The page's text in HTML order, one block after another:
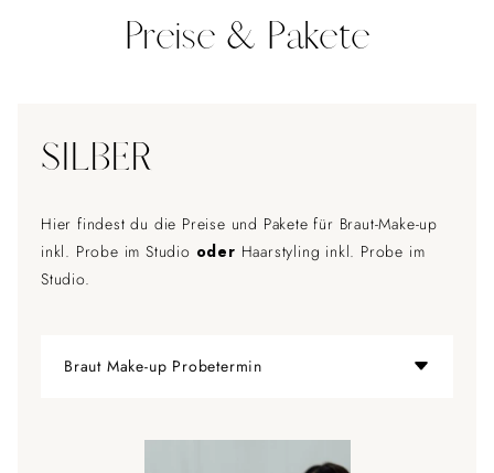
Preise & Pakete
SILBER
Hier findest du die Preise und Pakete für Braut-Make-up
inkl. Probe im Studio oder Haarstyling inkl. Probe im
Studio.
Braut Make-up Probetermin
Probetermin inkl. Beratung im Studio